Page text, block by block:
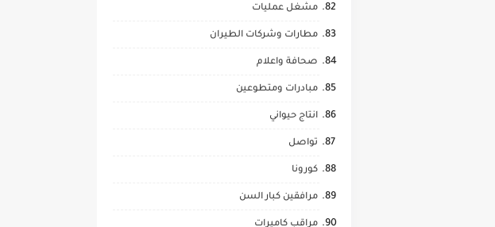
مشغل عمليات
مطارات وشركات الطيران
صحافة واعلام
مبادرات ومتطوعين
انتاج حيواني
تواصل
كورونا
مرافقين كبار السن
مراقب كاميرات